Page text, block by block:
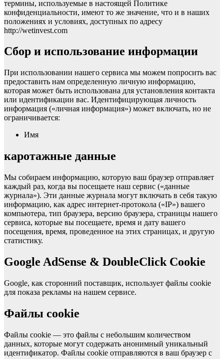
термины, используемые в настоящей Политике
конфиденциальности, имеют то же значение, что и в наших
положениях и условиях, доступных по адресу
http://wetinvest.com
Сбор и использование информации
При использовании нашего сервиса мы можем попросить вас
предоставить нам определенную личную информацию,
которая может быть использована для установления контакта
или идентификации вас. Идентифицирующая личность
информация («личная информация») может включать, но не
ограничивается:
Имя
каротажные данные
Мы собираем информацию, которую ваш браузер отправляет
каждый раз, когда вы посещаете наш сервис («данные
журнала»). Эти данные журнала могут включать в себя такую
информацию, как адрес интернет-протокола («IP») вашего
компьютера, тип браузера, версию браузера, страницы нашего
сервиса, которые вы посещаете, время и дату вашего
посещения, время, проведенное на этих страницах, и другую
статистику.
Google AdSense & DoubleClick Cookie
Google, как сторонний поставщик, использует файлы cookie
для показа рекламы на нашем сервисе.
Файлы cookie
Файлы cookie — это файлы с небольшим количеством
данных, которые могут содержать анонимный уникальный
идентификатор. Файлы cookie отправляются в ваш браузер с